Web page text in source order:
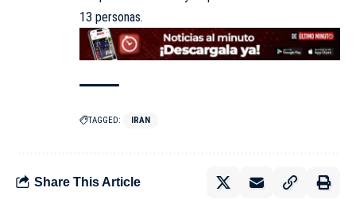
13 personas.
TAGGED: IRAN
Share This Article